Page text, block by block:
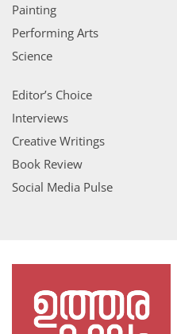
Painting
Performing Arts
Science
Editor’s Choice
Interviews
Creative Writings
Book Review
Social Media Pulse